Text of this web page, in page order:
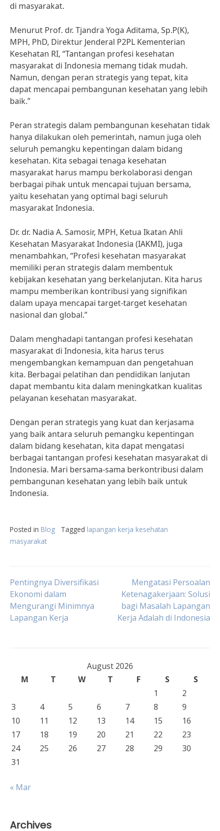
di masyarakat.
Menurut Prof. dr. Tjandra Yoga Aditama, Sp.P(K),
MPH, PhD, Direktur Jenderal P2PL Kementerian
Kesehatan RI, “Tantangan profesi kesehatan
masyarakat di Indonesia memang tidak mudah.
Namun, dengan peran strategis yang tepat, kita
dapat mencapai pembangunan kesehatan yang lebih
baik.”
Peran strategis dalam pembangunan kesehatan tidak
hanya dilakukan oleh pemerintah, namun juga oleh
seluruh pemangku kepentingan dalam bidang
kesehatan. Kita sebagai tenaga kesehatan
masyarakat harus mampu berkolaborasi dengan
berbagai pihak untuk mencapai tujuan bersama,
yaitu kesehatan yang optimal bagi seluruh
masyarakat Indonesia.
Dr. dr. Nadia A. Samosir, MPH, Ketua Ikatan Ahli
Kesehatan Masyarakat Indonesia (IAKMI), juga
menambahkan, “Profesi kesehatan masyarakat
memiliki peran strategis dalam membentuk
kebijakan kesehatan yang berkelanjutan. Kita harus
mampu memberikan kontribusi yang signifikan
dalam upaya mencapai target-target kesehatan
nasional dan global.”
Dalam menghadapi tantangan profesi kesehatan
masyarakat di Indonesia, kita harus terus
mengembangkan kemampuan dan pengetahuan
kita. Berbagai pelatihan dan pendidikan lanjutan
dapat membantu kita dalam meningkatkan kualitas
pelayanan kesehatan masyarakat.
Dengan peran strategis yang kuat dan kerjasama
yang baik antara seluruh pemangku kepentingan
dalam bidang kesehatan, kita dapat mengatasi
berbagai tantangan profesi kesehatan masyarakat di
Indonesia. Mari bersama-sama berkontribusi dalam
pembangunan kesehatan yang lebih baik untuk
Indonesia.
Posted in Blog Tagged lapangan kerja kesehatan
masyarakat
Post
navigation
Pentingnya Diversifikasi
Ekonomi dalam
Mengurangi Minimnya
Lapangan Kerja
Mengatasi Persoalan
Ketenagakerjaan: Solusi
bagi Masalah Lapangan
Kerja Adalah di Indonesia
August 2026
M
T W T F S
S
1
2
3
4 5 6 7 8
9
10
11 12 13 14 15
16
17
18 19 20 21 22
23
24
25 26 27 28 29
30
31
« Mar
Archives